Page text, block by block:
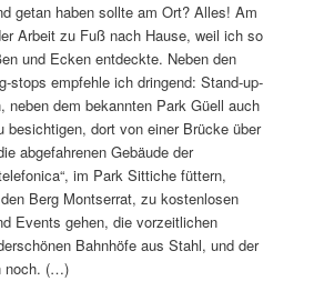
getan haben sollte am Ort? Alles! Am
Arbeit zu Fuß nach Hause, weil ich so
und Ecken entdeckte. Neben den
stops empfehle ich dringend: Stand-up-
neben dem bekannten Park Güell auch
besichtigen, dort von einer Brücke über
abgefahrenen Gebäude der
im Park Sittiche füttern,
Berg Montserrat, zu kostenlosen
Events gehen, die vorzeitlichen
Bahnhöfe aus Stahl, und der
noch. (…)